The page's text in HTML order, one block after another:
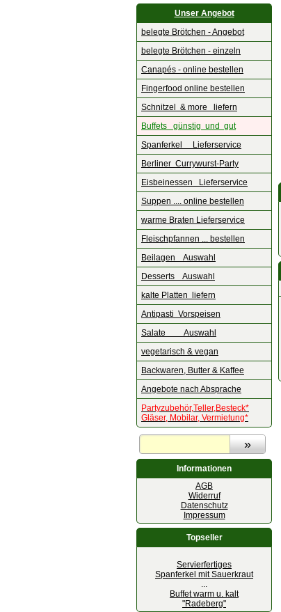
Unser Angebot
belegte Brötchen - Angebot
belegte Brötchen - einzeln
Canapés - online bestellen
Fingerfood online bestellen
Schnitzel & more liefern
Buffets günstig und gut
Spanferkel Lieferservice
Berliner Currywurst-Party
Eisbeinessen Lieferservice
Suppen .... online bestellen
warme Braten Lieferservice
Fleischpfannen ... bestellen
Beilagen Auswahl
Desserts Auswahl
kalte Platten liefern
Antipasti Vorspeisen
Salate Auswahl
vegetarisch & vegan
Backwaren, Butter & Kaffee
Angebote nach Absprache
Partyzubehör,Teller,Besteck*
Gläser, Mobilar, Vermietung*
Informationen
AGB
Widerruf
Datenschutz
Impressum
Topseller
Servierfertiges
Spanferkel mit Sauerkraut
...
Buffet warm u. kalt
"Radeberg"